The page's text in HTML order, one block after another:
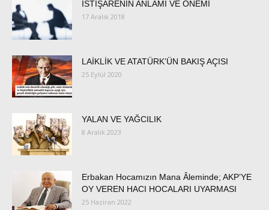
İSTİŞARENİN ANLAMI VE ÖNEMİ
17 Aralık 2018
LAİKLİK VE ATATÜRK’ÜN BAKIŞ AÇISI
25 Eylül 2020
YALAN VE YAĞCILIK
8 Aralık 2023
Erbakan Hocamızın Mana Âleminde; AKP’YE
OY VEREN HACI HOCALARI UYARMASI
25 Haziran 2022